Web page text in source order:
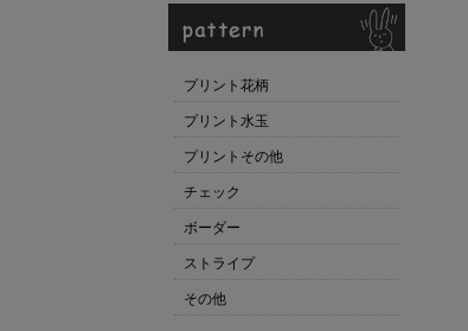
プリント花柄
プリント水玉
プリントその他
チェック
ボーダー
ストライプ
その他